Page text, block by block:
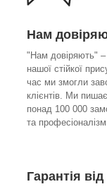
Нам
"Нам довіряють" –
нашої стійкої
час ми змогли
клієнтів. Ми
понад 100 000
та професіоналізм.
Гарантія